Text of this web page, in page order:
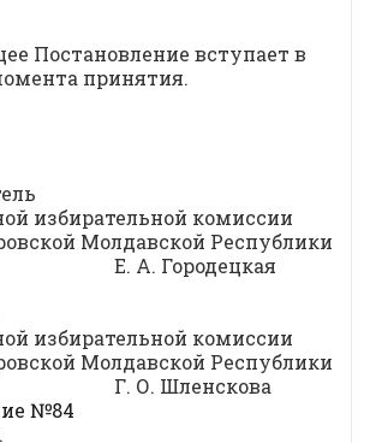
Постановление вступает в
принятия.
избирательной комиссии
Молдавской Республики
избирательной комиссии
Молдавской Республики
№84